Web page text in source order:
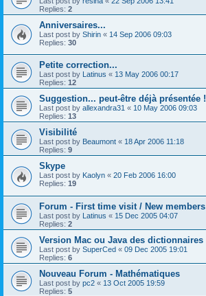
Replies: 2
Anniversaires...
Last post by Shirin « 14 Sep 2006 09:03
Replies: 30
Petite correction...
Last post by Latinus « 13 May 2006 00:17
Replies: 12
Suggestion... peut-être déjà présentée !
Last post by allexandra31 « 10 May 2006 09:03
Replies: 13
Visibilité
Last post by Beaumont « 18 Apr 2006 11:18
Replies: 9
Skype
Last post by Kaolyn « 20 Feb 2006 16:00
Replies: 19
Forum - First time visit / New members
Last post by Latinus « 15 Dec 2005 04:07
Replies: 2
Version Mac ou Java des dictionnaires
Last post by SuperCed « 09 Dec 2005 19:01
Replies: 6
Nouveau Forum - Mathématiques
Last post by pc2 « 13 Oct 2005 19:59
Replies: 5